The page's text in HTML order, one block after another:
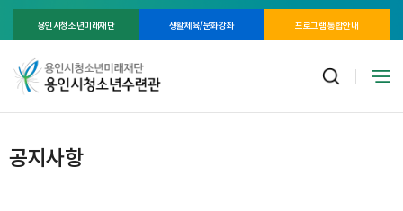
용인시청소년미래재단 생활체육/문화강좌 프로그램 통합안내
공지사항